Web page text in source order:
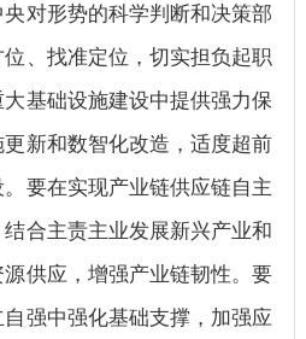
对形势的科学判断和决策部
、找准定位，切实担负起职
基础设施建设中提供强力保
新和数智化改造，适度超前
要在实现产业链供应链自主
合主责主业发展新兴产业和
供应，增强产业链韧性。要
强中强化基础支撑，加强应